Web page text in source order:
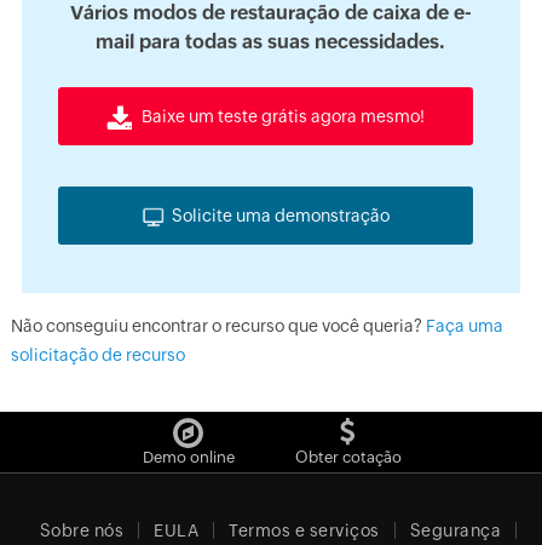
Vários modos de restauração de caixa de e-
mail para todas as suas necessidades.
Baixe um teste grátis agora mesmo!
Solicite uma demonstração
Não conseguiu encontrar o recurso que você queria? Faça uma
solicitação de recurso
Demo online Obter cotação
Sobre nós EULA Termos e serviços Segurança